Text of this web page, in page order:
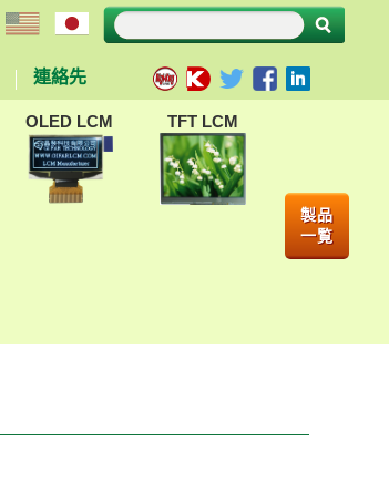
連絡先
OLED LCM TFT LCM
製品
一覧